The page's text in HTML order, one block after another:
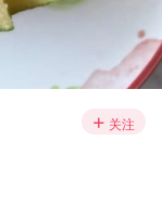
关注